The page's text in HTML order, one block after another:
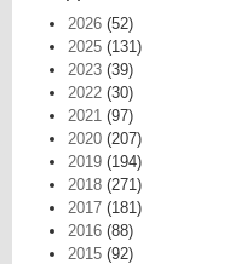
2026 (52)
2025 (131)
2023 (39)
2022 (30)
2021 (97)
2020 (207)
2019 (194)
2018 (271)
2017 (181)
2016 (88)
2015 (92)